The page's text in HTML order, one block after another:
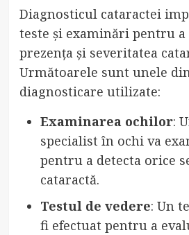
Diagnosticul cataractei
teste și examinări pentru
prezența și severitatea
Următoarele sunt unele
diagnosticare utilizate:
Examinarea ochilor:
specialist în ochi va
pentru a detecta orice
cataractă.
Testul de vedere: Un
fi efectuat pentru a